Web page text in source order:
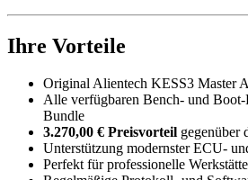
Ihre Vorteile
Original Alientech KESS3 Master
Alle verfügbaren Bench- und
Bundle
3.270,00 € Preisvorteil gegenüber
Unterstützung modernster ECU-
Perfekt für professionelle